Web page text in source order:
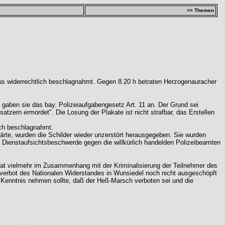
>> Themen
widerrechtlich beschlagnahmt. Gegen 8.20 h betraten Herzogenauracher
sie das bay. Polizeiaufgabengesetz Art. 11 an. Der Grund sei
ermordet". Die Losung der Plakate ist nicht strafbar, das Erstellen
beschlagnahmt.
wurden die Schilder wieder unzerstört herausgegeben. Sie wurden
gegen die willkürlich handelden Polizeibeamten
vielmehr im Zusammenhang mit der Kriminalisierung der Teilnehmer des
des Nationalen Widerstandes in Wunsiedel noch nicht ausgeschöpft
nehmen sollte, daß der Heß-Marsch verboten sei und die